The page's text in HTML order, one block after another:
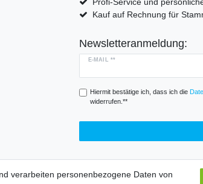
Kauf auf Rechnung für
Newsletteranmeldung:
E-MAIL **
Hiermit bestätige ich, dass ich die
widerrufen.**
verarbeiten personenbezogene Daten von